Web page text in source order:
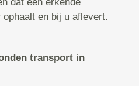
en bij u aflevert.
transport in